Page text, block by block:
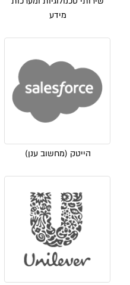
מידע
הייטק (מחשוב ענן)